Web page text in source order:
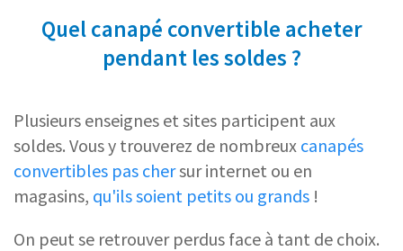
Quel canapé convertible acheter
pendant les soldes ?
Plusieurs enseignes et sites participent aux
soldes. Vous y trouverez de nombreux canapés
convertibles pas chersur internet ou en
magasins, qu'ils soient petits ou grands !
On peut se retrouver perdus face à tant de choix.